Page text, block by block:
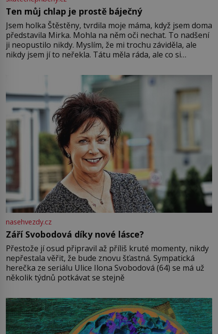
Ten můj chlap je prostě báječný
Jsem holka Štěstěny, tvrdila moje máma, když jsem doma
představila Mirka. Mohla na něm oči nechat. To nadšení
ji neopustilo nikdy. Myslím, že mi trochu záviděla, ale
nikdy jsem jí to neřekla. Tátu měla ráda, ale co si
Jsme spolu moc rádi Tehdy byla jiná doba, když
nasehvezdy.cz
Září Svobodová díky nové lásce?
Přestože jí osud připravil až příliš kruté momenty, nikdy
nepřestala věřit, že bude znovu šťastná. Sympatická
herečka ze seriálu Ulice Ilona Svobodová (64) se má už
několik týdnů potkávat se stejně